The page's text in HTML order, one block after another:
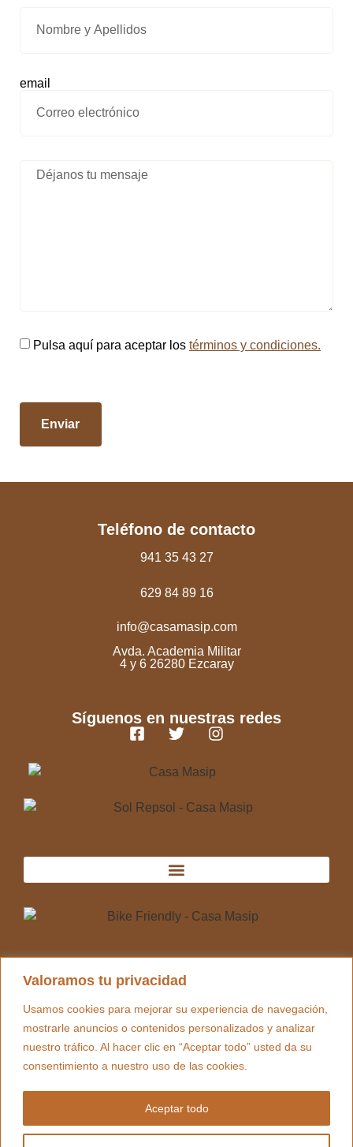
Valoramos tu privacidad
Usamos cookies para mejorar su experiencia de navegación,
mostrarle anuncios o contenidos personalizados y analizar
nuestro tráfico. Al hacer clic en “Aceptar todo” usted da su
consentimiento a nuestro uso de las cookies.
Aceptar todo
email
Pulsa aquí para aceptar los términos y condiciones.
Enviar
Teléfono de contacto
941 35 43 27
629 84 89 16
info@casamasip.com
Avda. Academia Militar
4 y 6 26280 Ezcaray
Síguenos en nuestras redes